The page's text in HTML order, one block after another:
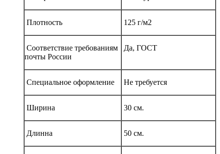
Плотность 125 г/м2
Соответствие требованиям
почты России
Да, ГОСТ
Специальное оформление Не требуется
Ширина 30 см.
Длинна 50 см.